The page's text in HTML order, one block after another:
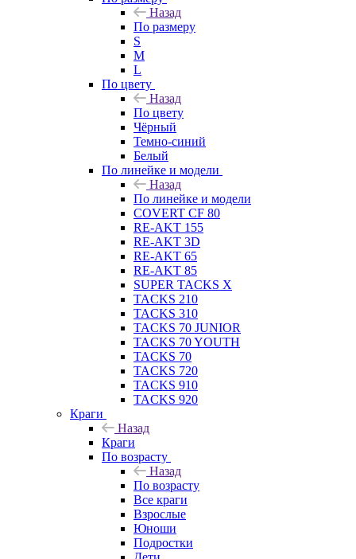
Назад
По размеру
S
M
L
По цвету
Назад
По цвету
Чёрный
Темно-синий
Белый
По линейке и модели
Назад
По линейке и модели
COVERT CF 80
RE-AKT 155
RE-AKT 3D
RE-AKT 65
RE-AKT 85
SUPER TACKS X
TACKS 210
TACKS 310
TACKS 70 JUNIOR
TACKS 70 YOUTH
TACKS 70
TACKS 720
TACKS 910
TACKS 920
Краги
Назад
Краги
По возрасту
Назад
По возрасту
Все краги
Взрослые
Юноши
Подростки